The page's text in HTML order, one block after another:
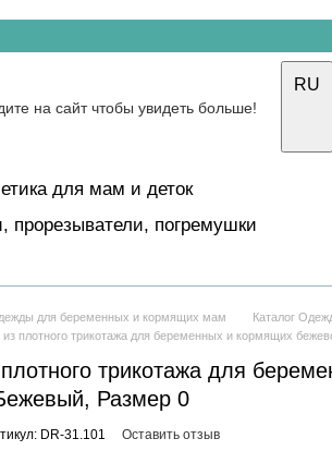
RU
для мам и деток
прорезыватели, погремушки
для беременных и кормящих мам Каталог
из плотного трикотажа для беременных и кормящих
трикотажа для
Размер 0
DR-31.101 Оставить отзыв